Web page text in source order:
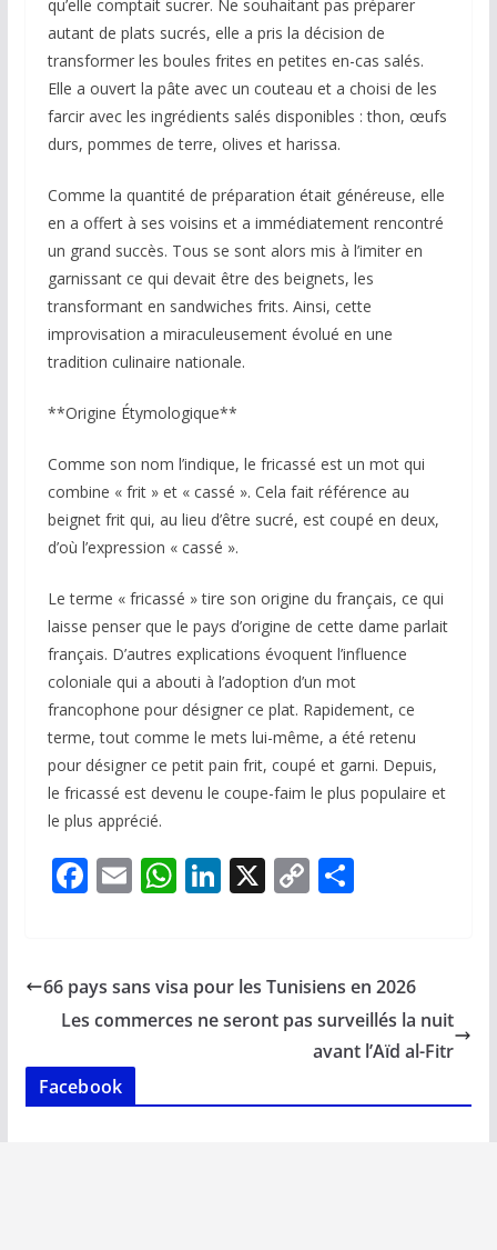
qu’elle comptait sucrer. Ne souhaitant pas préparer
autant de plats sucrés, elle a pris la décision de
transformer les boules frites en petites en-cas salés.
Elle a ouvert la pâte avec un couteau et a choisi de les
farcir avec les ingrédients salés disponibles : thon, œufs
durs, pommes de terre, olives et harissa.
Comme la quantité de préparation était généreuse, elle
en a offert à ses voisins et a immédiatement rencontré
un grand succès. Tous se sont alors mis à l’imiter en
garnissant ce qui devait être des beignets, les
transformant en sandwiches frits. Ainsi, cette
improvisation a miraculeusement évolué en une
tradition culinaire nationale.
**Origine Étymologique**
Comme son nom l’indique, le fricassé est un mot qui
combine « frit » et « cassé ». Cela fait référence au
beignet frit qui, au lieu d’être sucré, est coupé en deux,
d’où l’expression « cassé ».
Le terme « fricassé » tire son origine du français, ce qui
laisse penser que le pays d’origine de cette dame parlait
français. D’autres explications évoquent l’influence
coloniale qui a abouti à l’adoption d’un mot
francophone pour désigner ce plat. Rapidement, ce
terme, tout comme le mets lui-même, a été retenu
pour désigner ce petit pain frit, coupé et garni. Depuis,
le fricassé est devenu le coupe-faim le plus populaire et
le plus apprécié.
F
b
o
k
E
l
W
s
A
Li
e
dI
X C
y
Li
n
P
g
er
66 pays sans visa pour les Tunisiens en 2026
Les commerces ne seront pas surveillés la nuit
avant l’Aïd al-Fitr
Facebook